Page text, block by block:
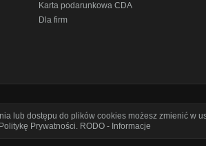
Karta podarunkowa CDA
Dla firm
lub dostępu do plików cookies możesz zmienić w
Prywatności. RODO - Informacje